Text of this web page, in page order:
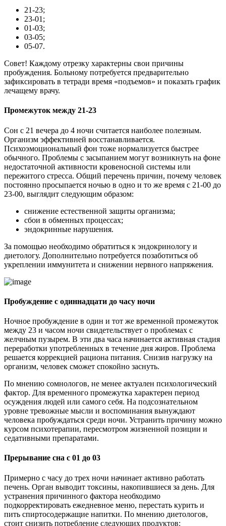
21-23;
23-01;
01-03;
03-05;
05-07.
Совет! Каждому отрезку характерны свои причины
пробуждения. Больному потребуется предварительно
зафиксировать в тетради время «подъемов» и показать график
лечащему врачу.
Промежуток между 21-23
Сон с 21 вечера до 4 ночи считается наиболее полезным.
Организм эффективней восстанавливается.
Психоэмоциональный фон тоже нормализуется быстрее
обычного. Проблемы с засыпанием могут возникнуть на фоне
недостаточной активности кровеносной системы или
пережитого стресса. Общий перечень причин, почему человек
постоянно просыпается ночью в одно и то же время с 21-00 до
23-00, выглядит следующим образом:
снижение естественной защиты организма;
сбои в обменных процессах;
эндокринные нарушения.
За помощью необходимо обратиться к эндокринологу и
диетологу. Дополнительно потребуется позаботиться об
укреплении иммунитета и снижении нервного напряжения.
Пробуждение с одиннадцати до часу ночи
Ночное пробуждение в один и тот же временной промежуток
между 23 и часом ночи свидетельствует о проблемах с
желчным пузырем. В эти два часа начинается активная стадия
переработки употребленных в течение дня жиров. Проблема
решается коррекцией рациона питания. Снизив нагрузку на
организм, человек сможет спокойно заснуть.
По мнению сомнологов, не менее актуален психологический
фактор. Для временного промежутка характерен период
осуждения людей или самого себя. На подсознательном
уровне тревожные мысли и воспоминания вынуждают
человека пробуждаться среди ночи. Устранить причину можно
курсом психотерапии, пересмотром жизненной позиции и
седативными препаратами.
Прерывание сна с 01 до 03
Примерно с часу до трех ночи начинает активно работать
печень. Орган выводит токсины, накопившиеся за день. Для
устранения причинного фактора необходимо
подкорректировать ежедневное меню, перестать курить и
пить спиртосодержащие напитки. По мнению диетологов,
стоит снизить потребление следующих продуктов: